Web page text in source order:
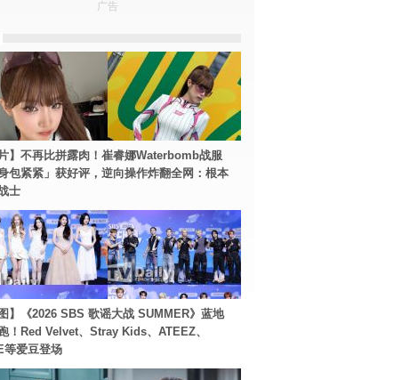
广告
片】不再比拼露肉！崔睿娜Waterbomb战服
身包紧紧」获好评，逆向操作炸翻全网：根本
士
图】《2026 SBS 歌谣大战 SUMMER》蓝地
！Red Velvet、Stray Kids、ATEEZ、
等爱豆登场